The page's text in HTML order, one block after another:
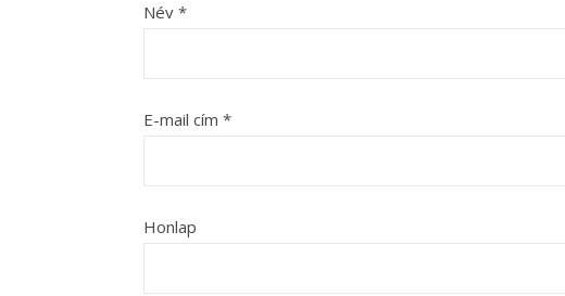
Név *
E-mail cím *
Honlap